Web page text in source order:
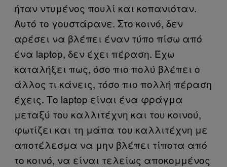
ήταν ντυμένος πουλί και κοπανιόταν.
Αυτό το γουστάρανε. Στο κοινό, δεν
αρέσει να βλέπει έναν τύπο πίσω από
ένα laptop, δεν έχει πέραση. Έχω
καταλήξει πως, όσο πιο πολύ βλέπει ο
άλλος τι κάνεις, τόσο πιο πολλή πέραση
έχεις. Το laptop είναι ένα φράγμα
μεταξύ του καλλιτέχνη και του κοινού,
φωτίζει και τη μάπα του καλλιτέχνη με
αποτέλεσμα να μην βλέπει τίποτα από
το κοινό, να είναι τελείως αποκομμένος